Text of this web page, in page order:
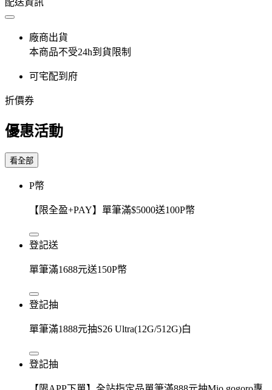
廠商出貨
本商品不受24h到貨限制
可宅配到府
折價券
優惠活動
看全部
P幣
【限全盈+PAY】單筆滿$5000送100P幣
登記送
單筆滿1688元送150P幣
登記抽
單筆滿1888元抽S26 Ultra(12G/512G)白
登記抽